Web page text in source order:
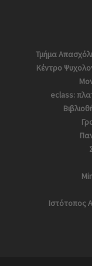
Τμήμα
Κέντρο
eclass:
Ιστότοπος